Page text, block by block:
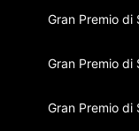
Gran Premio di
Gran Premio di
Gran Premio di